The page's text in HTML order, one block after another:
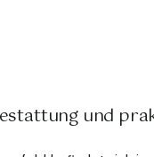
und